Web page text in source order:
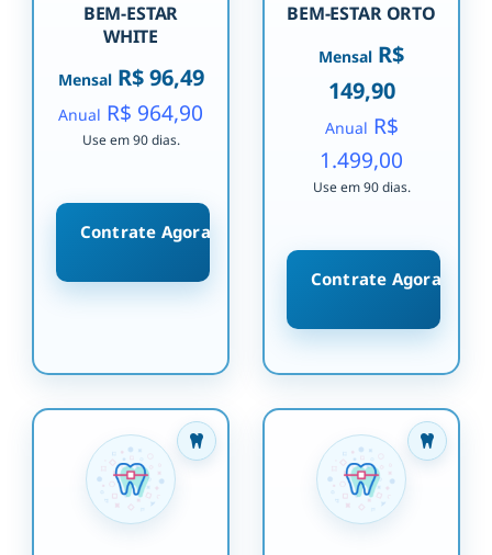
BEM-ESTAR
WHITE
MensalR$ 96,49
Anual R$ 964,90
Use em 90 dias.
Contrate Agora
BEM-ESTAR ORTO
Mensal R$
149,90
Anual R$
1.499,00
Use em 90 dias.
Contrate Agora